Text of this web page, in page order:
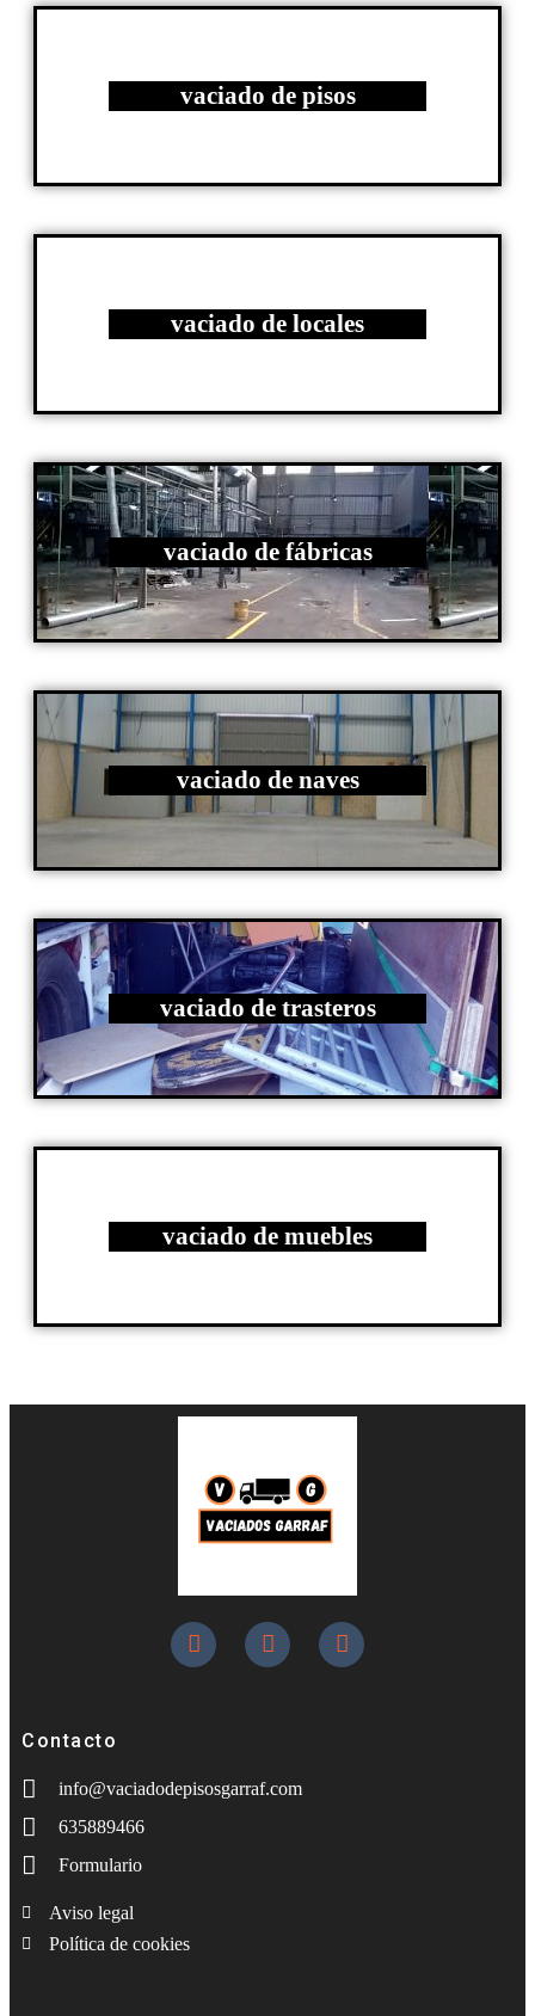
vaciado de pisos
vaciado de locales
vaciado de fábricas
vaciado de naves
vaciado de trasteros
vaciado de muebles
Contacto
info@vaciadodepisosgarraf.com
635889466
Formulario
Aviso legal
Política de cookies